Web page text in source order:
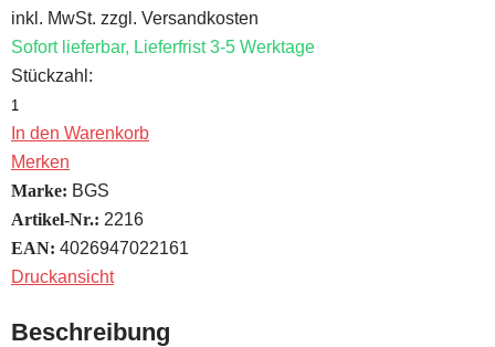
inkl. MwSt. zzgl. Versandkosten
Sofort lieferbar, Lieferfrist 3-5 Werktage
Stückzahl:
In den Warenkorb
Merken
Marke: BGS
Artikel-Nr.: 2216
EAN: 4026947022161
Druckansicht
Beschreibung